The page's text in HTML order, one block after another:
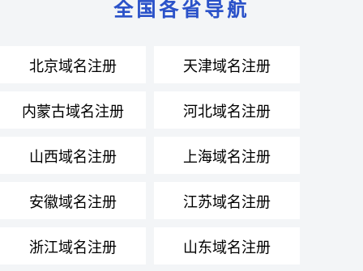
全国各省导航
北京域名注册 天津域名注册
内蒙古域名注册 河北域名注册
山西域名注册 上海域名注册
安徽域名注册 江苏域名注册
浙江域名注册 山东域名注册